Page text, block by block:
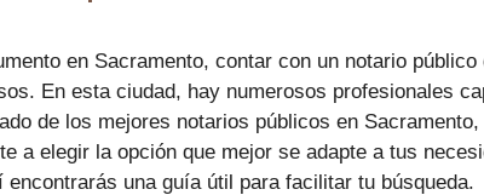
en Sacramento, contar con un notario
En esta ciudad, hay numerosos profesionales
de los mejores notarios públicos en
a elegir la opción que mejor se adapte a tus
una guía útil para facilitar tu búsqueda.